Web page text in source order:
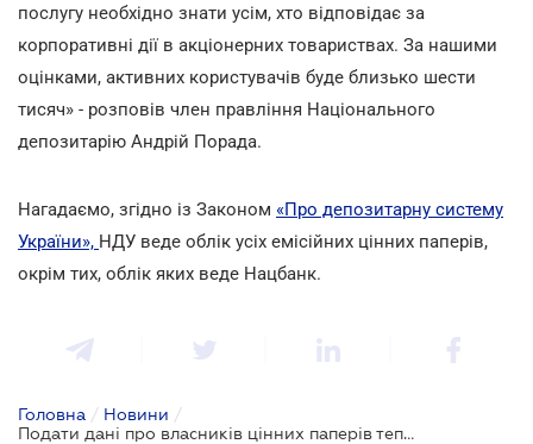
послугу необхідно знати усім, хто відповідає за
корпоративні дії в акціонерних товариствах. За нашими
оцінками, активних користувачів буде близько шести
тисяч» - розповів член правління Національного
депозитарію Андрій Порада.
Нагадаємо, згідно із Законом «Про депозитарну систему
України», НДУ веде облік усіх емісійних цінних паперів,
окрім тих, облік яких веде Нацбанк.
Головна / Новини /
Подати дані про власників цінних паперів тепер можна за декілька хвилин